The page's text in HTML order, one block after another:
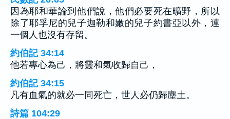
因為耶和華論到他們說，他們必要死在曠野，所以
除了耶孚尼的兒子迦勒和嫩的兒子約書亞以外，連
一個人也沒有存留。
約伯記 34:14
他若專心為己，將靈和氣收歸自己，
約伯記 34:15
凡有血氣的就必一同死亡，世人必仍歸塵土。
詩篇 104:29